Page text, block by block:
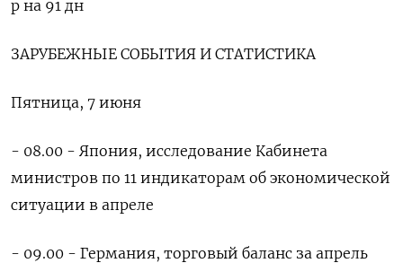
р на 91 дн
ЗАРУБЕЖНЫЕ СОБЫТИЯ И СТАТИСТИКА
Пятница, 7 июня
- 08.00 - Япония, исследование Кабинета
министров по 11 индикаторам об экономической
ситуации в апреле
- 09.00 - Германия, торговый баланс за апрель